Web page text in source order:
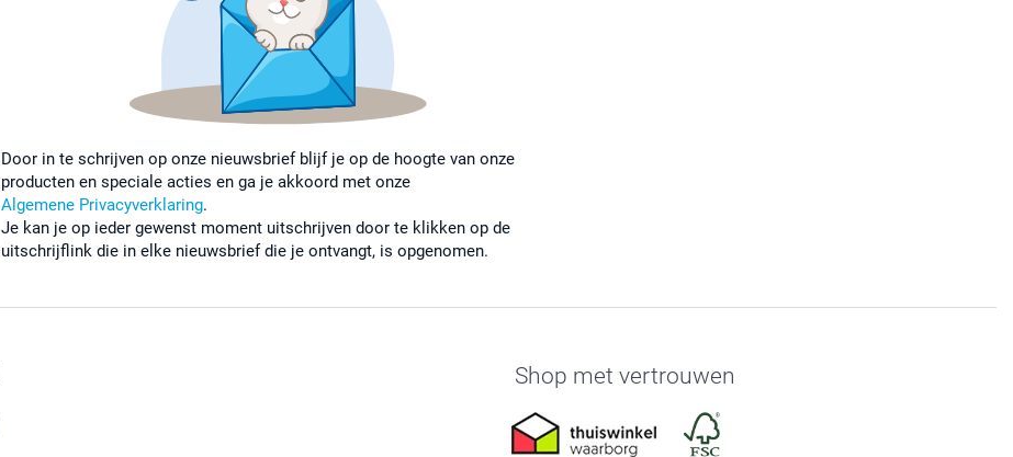
Door in te schrijven op onze nieuwsbrief blijf je op de hoogte van onze
producten en speciale acties en ga je akkoord met onze
Algemene Privacyverklaring.
Je kan je op ieder gewenst moment uitschrijven door te klikken op de
uitschrijflink die in elke nieuwsbrief die je ontvangt, is opgenomen.
Shop met vertrouwen